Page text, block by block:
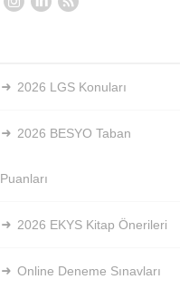
2026 LGS Konuları
2026 BESYO Taban
Puanları
2026 EKYS Kitap Önerileri
Online Deneme Sınavları